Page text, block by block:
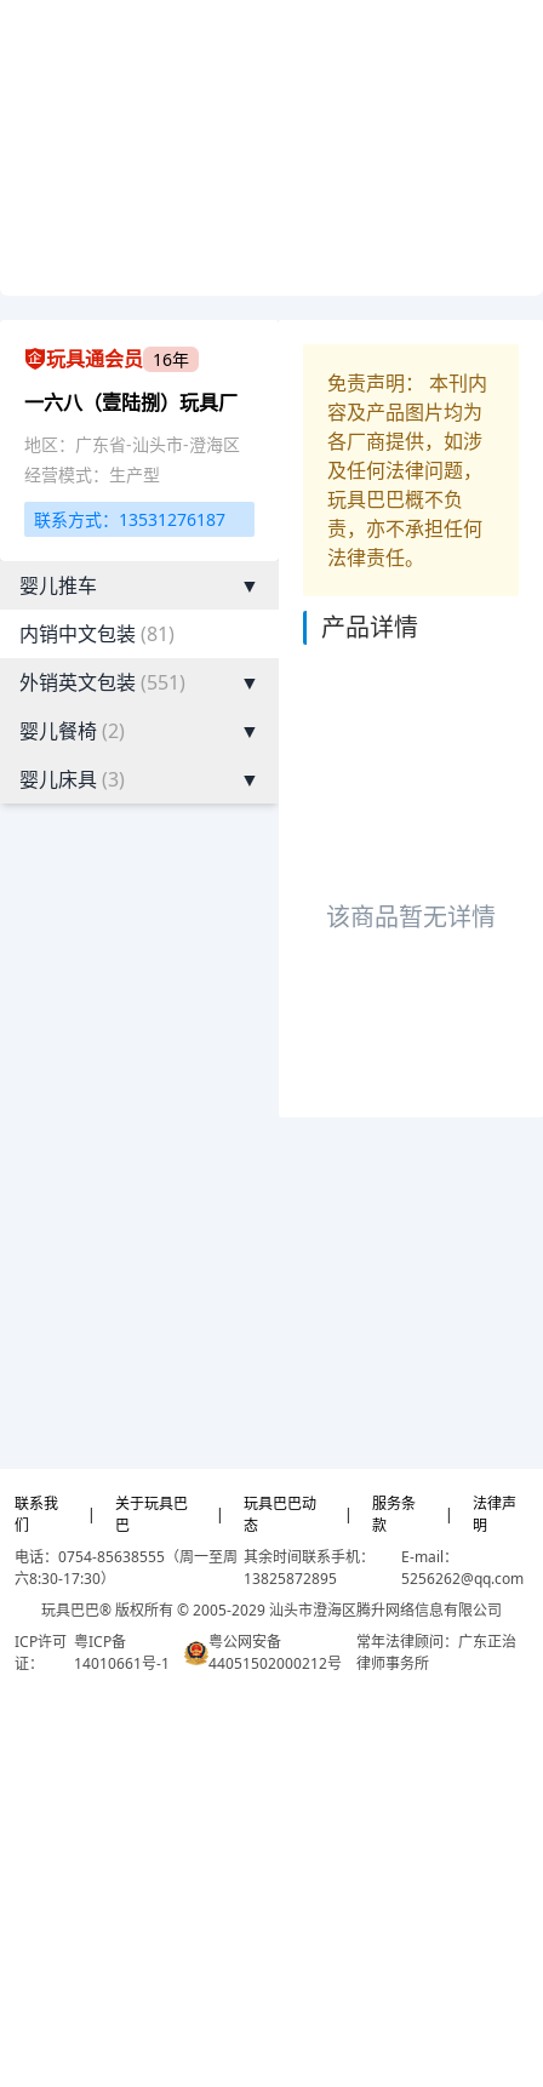
玩具通会员 16年
一六八（壹陆捌）玩具厂
地区：广东省-汕头市-澄海区
经营模式：生产型
联系方式：13531276187
婴儿推车
▼
内销中文包装(81)
外销英文包装(551)
▼
婴儿餐椅(2)
▼
婴儿床具(3) ▼
免责声明： 本刊内
容及产品图片均为
各厂商提供，如涉
及任何法律问题，
玩具巴巴概不负
责，亦不承担任何
法律责任。
产品详情
该商品暂无详情
联系我
们
|
关于玩具巴
巴
|
玩具巴巴动
态
|
服务条
款
|
法律声
明
电话：0754-85638555（周一至周
六8:30-17:30）
其余时间联系手机：
13825872895
E-mail：
5256262@qq.com
玩具巴巴® 版权所有 © 2005-2029 汕头市澄海区腾升网络信息有限公司
ICP许可
证：
粤ICP备
14010661号-1
粤公网安备
44051502000212号
常年法律顾问：广东正治
律师事务所